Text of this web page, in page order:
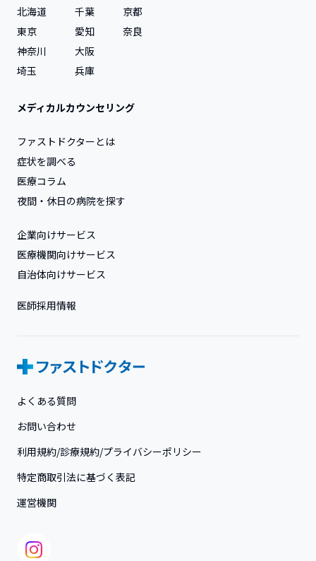
北海道
東京
神奈川
埼玉
千葉
愛知
大阪
兵庫
京都
奈良
メディカルカウンセリング
ファストドクターとは
症状を調べる
医療コラム
夜間・休日の病院を探す
企業向けサービス
医療機関向けサービス
自治体向けサービス
医師採用情報
よくある質問
お問い合わせ
利用規約/診療規約/プライバシーポリシー
特定商取引法に基づく表記
運営機関